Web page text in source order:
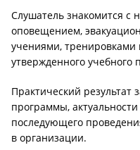
Слушатель знакомится с
оповещением,
учениями,
утвержденного учебного
Практический результат
программы,
последующего
в организации.